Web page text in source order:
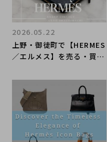
上野・御徒町で【HERMES
／エルメス】を売る・買う
御徒町店｜Macaron Co
mpact Wallet／マカロ
ン コンパクトウォレット
入荷｜Buy & Sell Luxury
in Ueno Tokyo｜Tax-Fr
ee Available
2026.05.22